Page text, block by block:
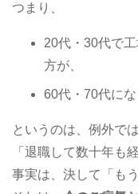
つまり、
20代・30代で
方が、
60代・70代に
というのは、例外で
「退職して数十年も
事実は、決して「も